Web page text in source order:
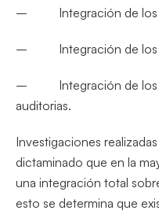
– Integración de los
– Integración de los
– Integración de los
auditorias.
Investigaciones
dictaminado que en la
una integración total
esto se determina que